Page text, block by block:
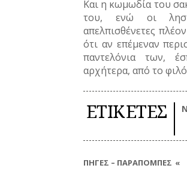
Και η κωμωδία του
του, ενώ οι
απελπισθένετες
ότι αν επέμεναν
παντελόνια των,
αρχήτερα, από το
ΕΤΙΚΕΤΕΣ
ΠΗΓΕΣ – ΠΑΡΑΠΟΜΠΕΣ